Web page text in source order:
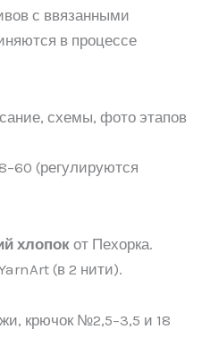
с ввязанными
в процессе
схемы, фото этапов
(регулируются
хлопок от Пехорка.
(в 2 нити).
крючок №2,5–3,5 и 18